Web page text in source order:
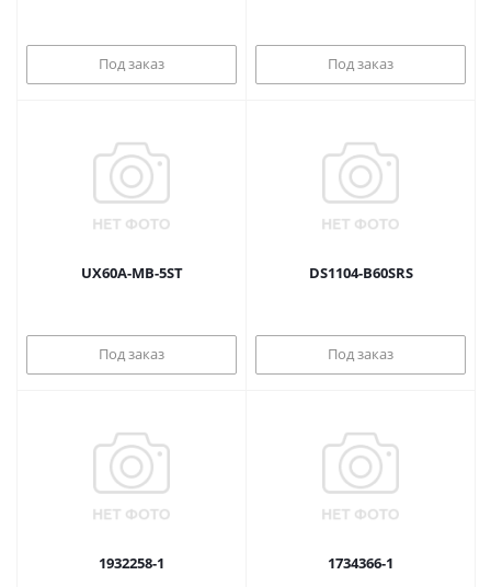
Под заказ Под заказ
UX60A-MB-5ST
Под заказ
DS1104-B60SRS
Под заказ
1932258-1 1734366-1